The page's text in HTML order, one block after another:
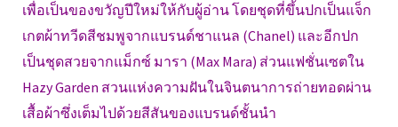
เพื่อเป็นของขวัญปีใหม่ให้กับผู้อ่าน โดยชุดที่ขึ้นปกเป็นแจ็ก
เกตผ้าทวีดสีชมพูจากแบรนด์ชาแนล (Chanel) และอีกปก
เป็นชุดสวยจากแม็กซ์ มารา (Max Mara) ส่วนแฟชั่นเซตใน
Hazy Garden สวนแห่งความฝันในจินตนาการถ่ายทอดผ่าน
เสื้อผ้าซึ่งเต็มไปด้วยสีสันของแบรนด์ชั้นนำ